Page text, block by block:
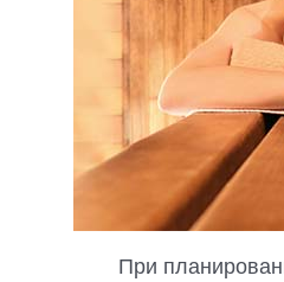
При